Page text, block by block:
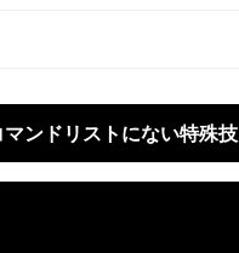
ンドリストにない特殊技